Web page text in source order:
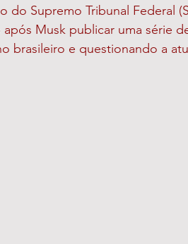
Supremo Tribunal Federal
Musk publicar uma série
brasileiro e questionando a